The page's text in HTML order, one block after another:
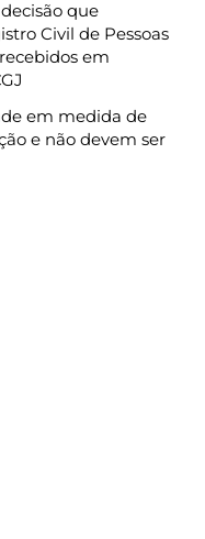
que
Civil de Pessoas
em
em medida de
e não devem ser